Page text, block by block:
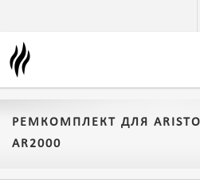
РЕМКОМПЛЕКТ ДЛЯ
AR2000